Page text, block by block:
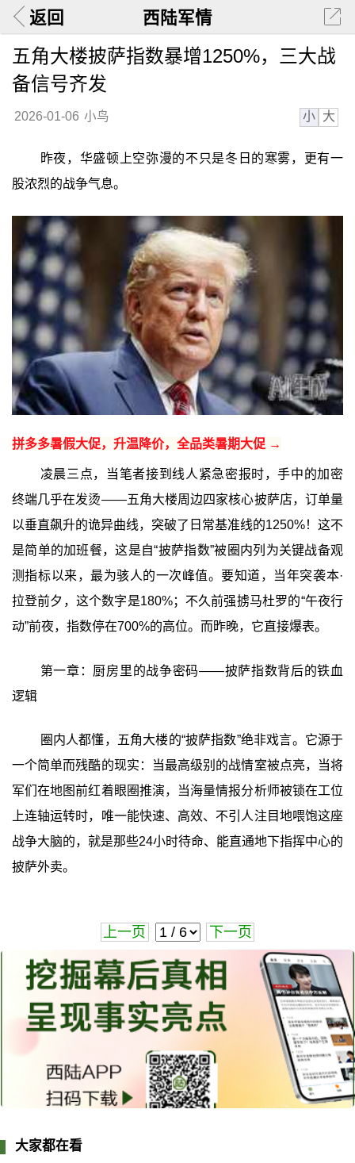
返回 西陆军情
五角大楼披萨指数暴增1250%，三大战
备信号齐发
2026-01-06 小鸟 小 大
昨夜，华盛顿上空弥漫的不只是冬日的寒雾，更有一
股浓烈的战争气息。
拼多多暑假大促，升温降价，全品类暑期大促 →
凌晨三点，当笔者接到线人紧急密报时，手中的加密
终端几乎在发烫——五角大楼周边四家核心披萨店，订单量
以垂直飙升的诡异曲线，突破了日常基准线的1250%！这不
是简单的加班餐，这是自“披萨指数”被圈内列为关键战备观
测指标以来，最为骇人的一次峰值。要知道，当年突袭本·
拉登前夕，这个数字是180%；不久前强掳马杜罗的“午夜行
动”前夜，指数停在700%的高位。而昨晚，它直接爆表。
第一章：厨房里的战争密码——披萨指数背后的铁血
逻辑
圈内人都懂，五角大楼的“披萨指数”绝非戏言。它源于
一个简单而残酷的现实：当最高级别的战情室被点亮，当将
军们在地图前红着眼圈推演，当海量情报分析师被锁在工位
上连轴运转时，唯一能快速、高效、不引人注目地喂饱这座
战争大脑的，就是那些24小时待命、能直通地下指挥中心的
披萨外卖。
上一页 下一页
大家都在看